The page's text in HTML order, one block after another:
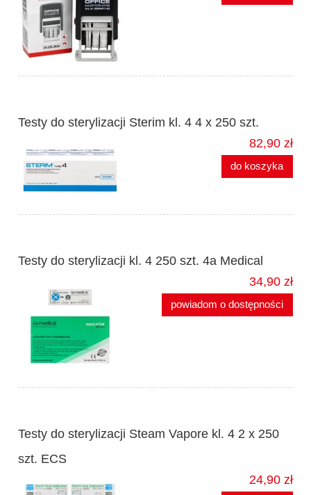
Testy do sterylizacji Sterim kl. 4 4 x 250 szt.
82,90 zł
do koszyka
Testy do sterylizacji kl. 4 250 szt. 4a Medical
34,90 zł
powiadom o dostępności
Testy do sterylizacji Steam Vapore kl. 4 2 x 250
szt. ECS
24,90 zł